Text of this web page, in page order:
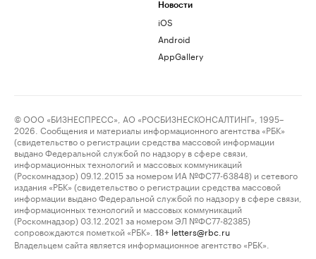
Новости
iOS
Android
AppGallery
© ООО «БИЗНЕСПРЕСС», АО «РОСБИЗНЕСКОНСАЛТИНГ», 1995–
2026. Сообщения и материалы информационного агентства «РБК»
(свидетельство о регистрации средства массовой информации
выдано Федеральной службой по надзору в сфере связи,
информационных технологий и массовых коммуникаций
(Роскомнадзор) 09.12.2015 за номером ИА №ФС77-63848) и сетевого
издания «РБК» (свидетельство о регистрации средства массовой
информации выдано Федеральной службой по надзору в сфере связи,
информационных технологий и массовых коммуникаций
(Роскомнадзор) 03.12.2021 за номером ЭЛ №ФС77-82385)
сопровождаются пометкой «РБК».
18+ letters@rbc.ru
Владельцем сайта является информационное агентство «РБК».